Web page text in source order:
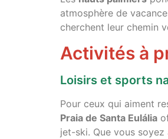
atmosphère de
cherchent leur chemin
Activités à
Loisirs et sports
Pour ceux qui aiment
Praia de Santa Eulália
jet-ski. Que vous